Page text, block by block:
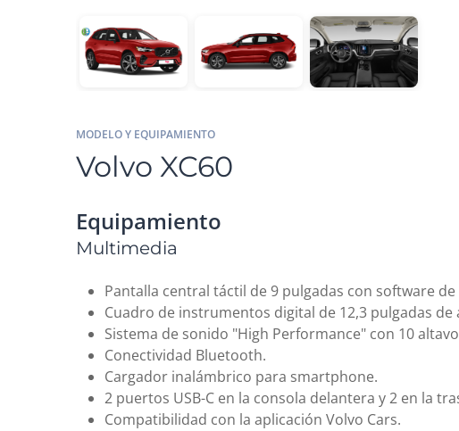
MODELO Y EQUIPAMIENTO
Volvo XC60
Equipamiento
Multimedia
Pantalla central táctil de 9 pulgadas con software
Cuadro de instrumentos digital de 12,3 pulgadas de
Sistema de sonido "High Performance" con 10
Conectividad Bluetooth.
Cargador inalámbrico para smartphone.
2 puertos USB-C en la consola delantera y 2 en la
Compatibilidad con la aplicación Volvo Cars.